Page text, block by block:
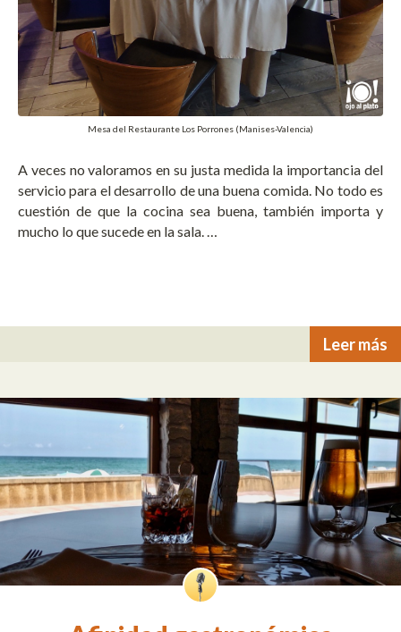
Mesa del Restaurante Los Porrones (Manises-Valencia)
A veces no valoramos en su justa medida la importancia del
servicio para el desarrollo de una buena comida. No todo es
cuestión de que la cocina sea buena, también importa y
mucho lo que sucede en la sala. …
Leer más